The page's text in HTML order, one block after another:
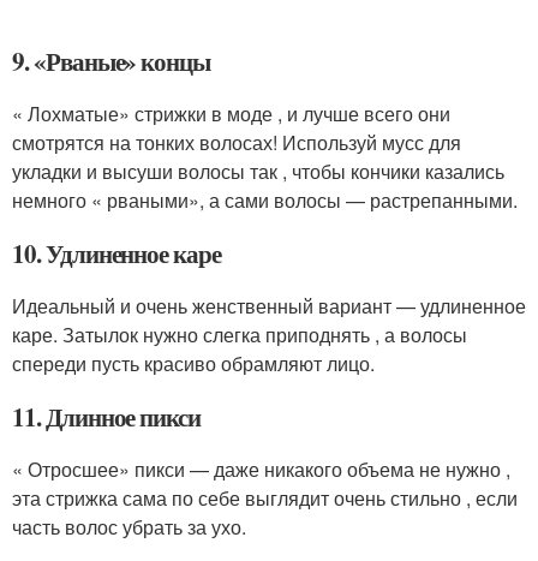
9. «Рваные» концы
« Лохматые» стрижки в моде , и лучше всего они
смотрятся на тонких волосах! Используй мусс для
укладки и высуши волосы так , чтобы кончики казались
немного « рваными», а сами волосы — растрепанными.
10. Удлиненное каре
Идеальный и очень женственный вариант — удлиненное
каре. Затылок нужно слегка приподнять , а волосы
спереди пусть красиво обрамляют лицо.
11. Длинное пикси
« Отросшее» пикси — даже никакого объема не нужно ,
эта стрижка сама по себе выглядит очень стильно , если
часть волос убрать за ухо.